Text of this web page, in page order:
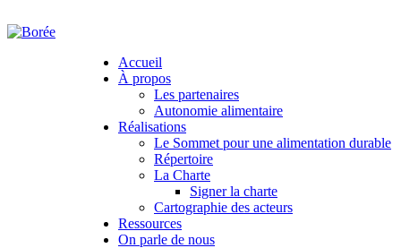
Accueil
À propos
Les partenaires
Autonomie alimentaire
Réalisations
Le Sommet pour une alimentation durable
Répertoire
La Charte
Signer la charte
Cartographie des acteurs
Ressources
On parle de nous